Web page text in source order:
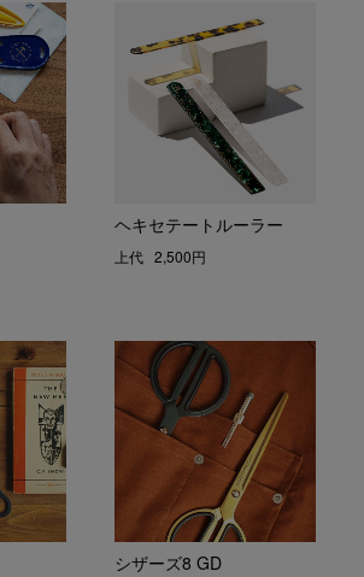
ヘキセテートルーラー
上代 2,500円
シザーズ8 GD